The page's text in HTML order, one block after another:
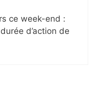
ce week-end :
d’action de